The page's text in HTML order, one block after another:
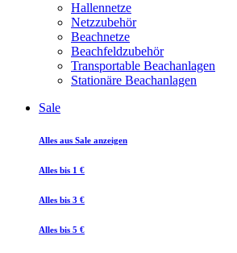
Hallennetze
Netzzubehör
Beachnetze
Beachfeldzubehör
Transportable Beachanlagen
Stationäre Beachanlagen
Sale
Alles aus Sale anzeigen
Alles bis 1 €
Alles bis 3 €
Alles bis 5 €